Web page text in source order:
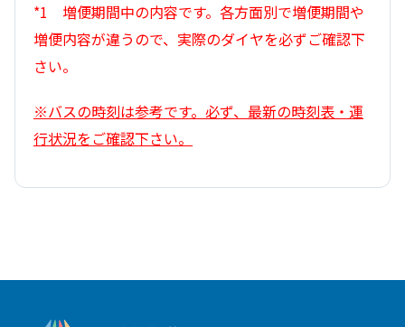
*1 増便期間中の内容です。各方面別で増便期間や
増便内容が違うので、実際のダイヤを必ずご確認下
さい。
※バスの時刻は参考です。必ず、最新の時刻表・運
行状況をご確認下さい。